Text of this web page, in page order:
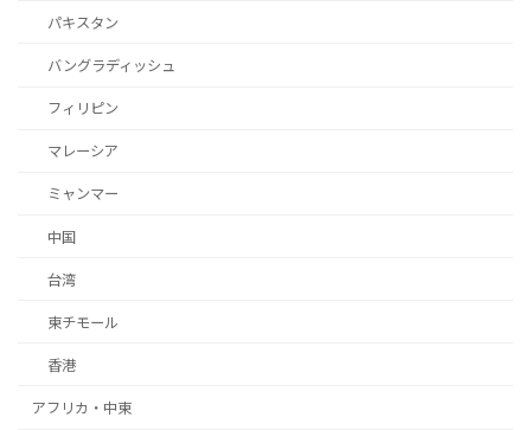
パキスタン
バングラディッシュ
フィリピン
マレーシア
ミャンマー
中国
台湾
東チモール
香港
アフリカ・中東